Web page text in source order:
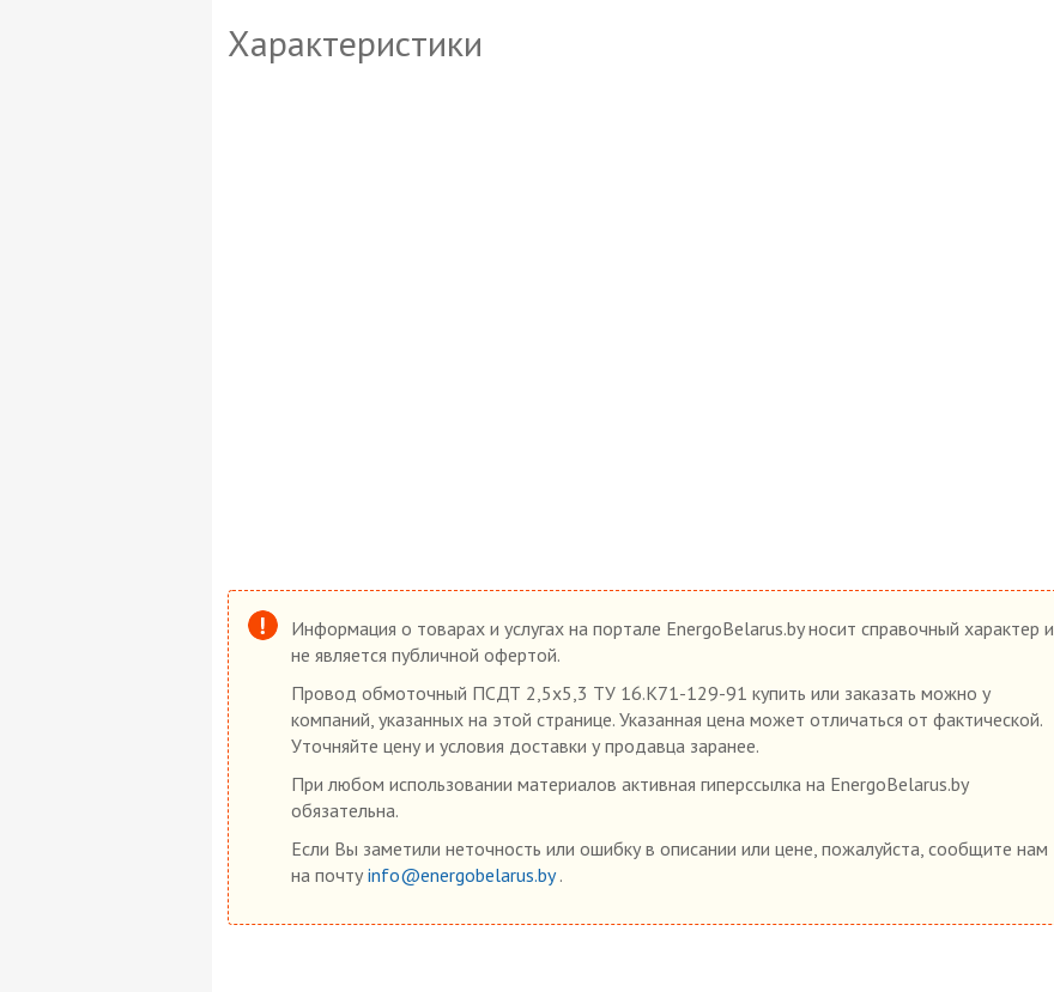
Характеристики
Информация о товарах и услугах на портале EnergoBelarus.by носит справочный характер и
не является публичной офертой.
Провод обмоточный ПСДТ 2,5х5,3 ТУ 16.К71-129-91 купить или заказать можно у
компаний, указанных на этой странице. Указанная цена может отличаться от фактической.
Уточняйте цену и условия доставки у продавца заранее.
При любом использовании материалов активная гиперссылка на EnergoBelarus.by
обязательна.
Если Вы заметили неточность или ошибку в описании или цене, пожалуйста, сообщите нам
на почту info@energobelarus.by.